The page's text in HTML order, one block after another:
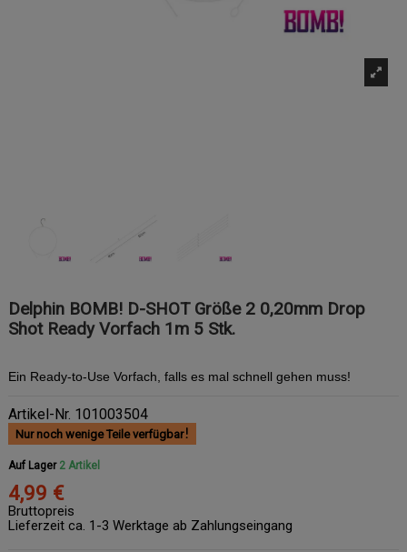
Delphin BOMB! D-SHOT Größe 2 0,20mm Drop
Shot Ready Vorfach 1m 5 Stk.
Ein Ready-to-Use Vorfach, falls es mal schnell gehen muss!
Artikel-Nr. 101003504
Nur noch wenige Teile verfügbar
Auf Lager 2 Artikel
4,99 €
Bruttopreis
Lieferzeit ca. 1-3 Werktage ab Zahlungseingang